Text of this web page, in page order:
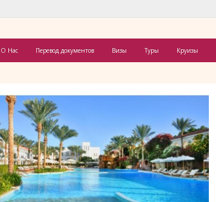
О Нас Перевод документов Визы Туры Круизы